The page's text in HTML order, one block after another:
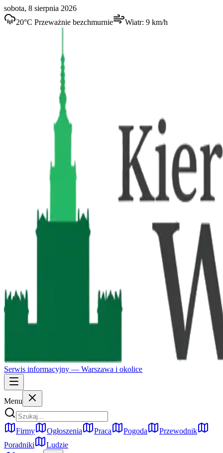
sobota, 8 sierpnia 2026
20°C Przeważnie bezchmurnie Wiatr: 9 km/h
Serwis informacyjny — Warszawa i okolice
Menu
Firmy Ogłoszenia Praca Pogoda
Przewodnik
Poradniki
Ludzie